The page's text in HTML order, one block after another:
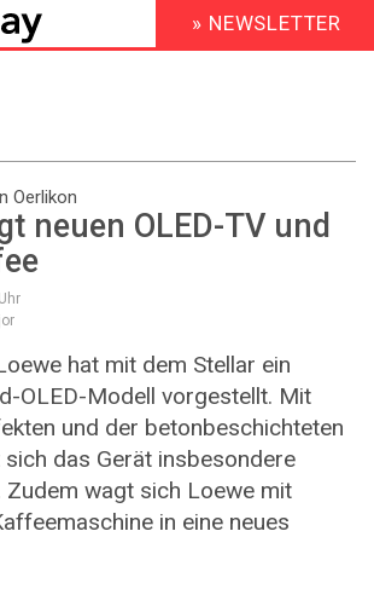
HEADER
MENU
» NEWSLETTER
Oerlikon
neuen OLED-TV und
Uhr
hat mit dem Stellar ein
OLED-Modell vorgestellt. Mit
und der betonbeschichteten
sich das Gerät insbesondere
Zudem wagt sich Loewe mit
in eine neues